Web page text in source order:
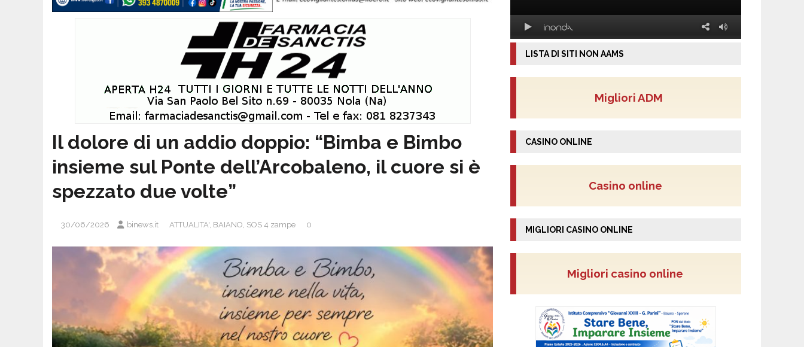
Il dolore di un addio doppio: “Bimba e Bimbo
insieme sul Ponte dell’Arcobaleno, il cuore si è
spezzato due volte”
30/06/2026 binews.it ATTUALITA', BAIANO, SOS 4 zampe 0
LISTA DI SITI NON AAMS
Migliori ADM
CASINO ONLINE
Casino online
MIGLIORI CASINO ONLINE
Migliori casino online